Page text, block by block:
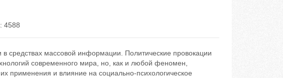
4588
в средствах массовой информации. Политические провокации
современного мира, но, как и любой феномен,
применения и влияние на социально-психологическое